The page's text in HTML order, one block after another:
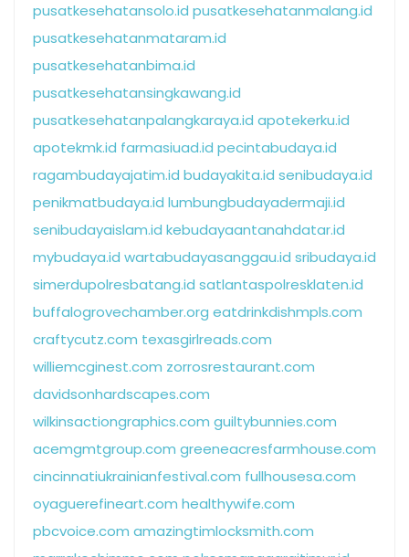
pusatkesehatansolo.id pusatkesehatanmalang.id
pusatkesehatanmataram.id
pusatkesehatanbima.id
pusatkesehatansingkawang.id
pusatkesehatanpalangkaraya.id apotekerku.id
apotekmk.id farmasiuad.id pecintabudaya.id
ragambudayajatim.id budayakita.id senibudaya.id
penikmatbudaya.id lumbungbudayadermaji.id
senibudayaislam.id kebudayaantanahdatar.id
mybudaya.id wartabudayasanggau.id sribudaya.id
simerdupolresbatang.id satlantaspolresklaten.id
buffalogrovechamber.org eatdrinkdishmpls.com
craftycutz.com texasgirlreads.com
williemcginest.com zorrosrestaurant.com
davidsonhardscapes.com
wilkinsactiongraphics.com guiltybunnies.com
acemgmtgroup.com greeneacresfarmhouse.com
cincinnatiukrainianfestival.com fullhousesa.com
oyaguerefineart.com healthywife.com
pbcvoice.com amazingtimlocksmith.com